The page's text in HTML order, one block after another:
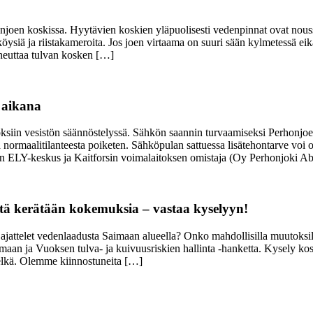
koskissa. Hyytävien koskien yläpuolisesti vedenpinnat ovat
ja riistakameroita. Jos joen virtaama on suuri sään kylmetessä
tulvan kosken […]
vesistön säännöstelyssä. Sähkön saannin turvaamiseksi
poiketen. Sähköpulan sattuessa lisätehontarve
ELY-keskus ja Kaitforsin voimalaitoksen omistaja (Oy Perhonjoki
kerätään kokemuksia – vastaa kyselyyn!
vedenlaadusta Saimaan alueella? Onko mahdollisilla
ja Vuoksen tulva- ja kuivuusriskien hallinta -hanketta. Kysely
Olemme kiinnostuneita […]